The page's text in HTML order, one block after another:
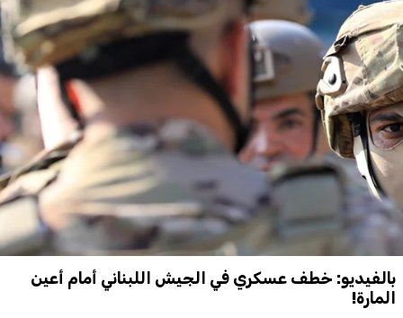
بالفيديو: خطف عسكري في الجيش اللبناني أمام أعين
المارة!